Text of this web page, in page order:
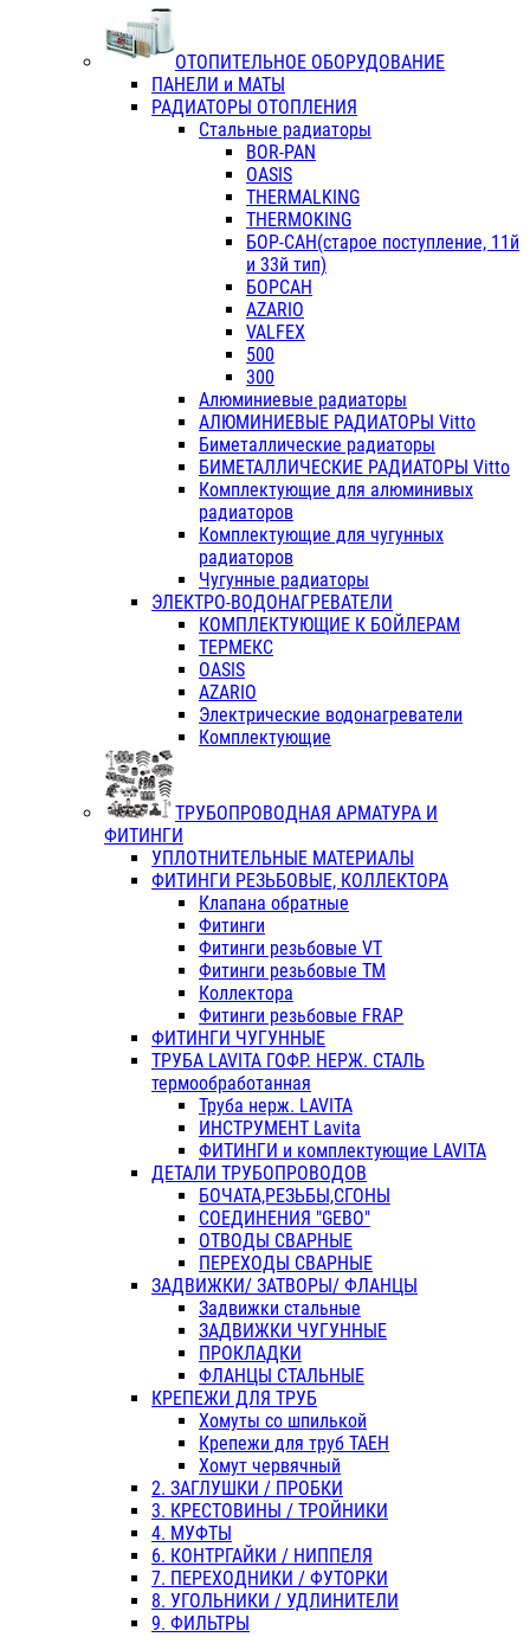
ОТОПИТЕЛЬНОЕ ОБОРУДОВАНИЕ
ПАНЕЛИ и МАТЫ
РАДИАТОРЫ ОТОПЛЕНИЯ
Стальные радиаторы
BOR-PAN
OASIS
THERMALKING
THERMOKING
БОР-САН(старое поступление, 11й
и 33й тип)
БОРСАН
AZARIO
VALFEX
500
300
Алюминиевые радиаторы
АЛЮМИНИЕВЫЕ РАДИАТОРЫ Vitto
Биметаллические радиаторы
БИМЕТАЛЛИЧЕСКИЕ РАДИАТОРЫ Vitto
Комплектующие для алюминивых
радиаторов
Комплектующие для чугунных
радиаторов
Чугунные радиаторы
ЭЛЕКТРО-ВОДОНАГРЕВАТЕЛИ
КОМПЛЕКТУЮЩИЕ К БОЙЛЕРАМ
ТЕРМЕКС
OASIS
AZARIO
Электрические водонагреватели
Комплектующие
ТРУБОПРОВОДНАЯ АРМАТУРА И
ФИТИНГИ
УПЛОТНИТЕЛЬНЫЕ МАТЕРИАЛЫ
ФИТИНГИ РЕЗЬБОВЫЕ, КОЛЛЕКТОРА
Клапана обратные
Фитинги
Фитинги резьбовые VT
Фитинги резьбовые ТМ
Коллектора
Фитинги резьбовые FRAP
ФИТИНГИ ЧУГУННЫЕ
ТРУБА LAVITA ГОФР. НЕРЖ. СТАЛЬ
термообработанная
Труба нерж. LAVITA
ИНСТРУМЕНТ Lavita
ФИТИНГИ и комплектующие LAVITA
ДЕТАЛИ ТРУБОПРОВОДОВ
БОЧАТА,РЕЗЬБЫ,СГОНЫ
СОЕДИНЕНИЯ "GEBO"
ОТВОДЫ СВАРНЫЕ
ПЕРЕХОДЫ СВАРНЫЕ
ЗАДВИЖКИ/ ЗАТВОРЫ/ ФЛАНЦЫ
Задвижки стальные
ЗАДВИЖКИ ЧУГУННЫЕ
ПРОКЛАДКИ
ФЛАНЦЫ СТАЛЬНЫЕ
КРЕПЕЖИ ДЛЯ ТРУБ
Хомуты со шпилькой
Крепежи для труб ТАЕН
Хомут червячный
2. ЗАГЛУШКИ / ПРОБКИ
3. КРЕСТОВИНЫ / ТРОЙНИКИ
4. МУФТЫ
6. КОНТРГАЙКИ / НИППЕЛЯ
7. ПЕРЕХОДНИКИ / ФУТОРКИ
8. УГОЛЬНИКИ / УДЛИНИТЕЛИ
9. ФИЛЬТРЫ